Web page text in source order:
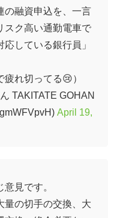
の融資申込を、一言
スク高い通勤電車で
している銀行員」
れ切ってる😢）
TAKITATE GOHAN
April 19,
見です。
量の切手の交換、大